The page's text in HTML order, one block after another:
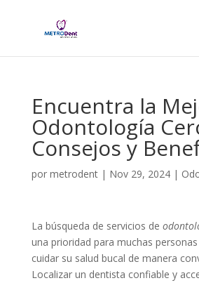
Encuentra la
Odontología
Consejos y
por metrodent| Nov 29, 2024|
La búsqueda de servicios de
una prioridad para muchas
cuidar su salud bucal de manera
Localizar un dentista confiable y